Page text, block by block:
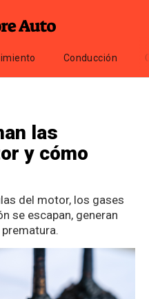
Conducción
las
y cómo
del motor, los gases
se escapan, generan